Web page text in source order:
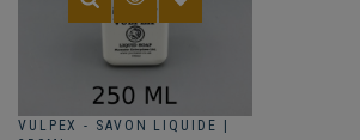
VULPEX - SAVON LIQUIDE |